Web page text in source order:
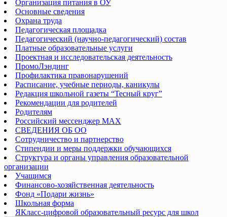
Организация питания в ОУ
Основные сведения
Охрана труда
Педагогическая площадка
Педагогический (научно-педагогический) состав
Платные образовательные услуги
Проектная и исследовательская деятельность
ПромоЛэндинг
Профилактика правонарушений
Расписание, учебные периоды, каникулы
Редакция школьной газеты “Тесный круг”
Рекомендации для родителей
Родителям
Российский мессенджер MAX
СВЕДЕНИЯ ОБ ОО
Сотрудничество и партнерство
Стипендии и меры поддержки обучающихся
Структура и органы управления образовательной
организации
Учащимся
Финансово-хозяйственная деятельность
Фонд «Подари жизнь»
Школьная форма
ЯКласс-цифровой образовательный ресурс для школ